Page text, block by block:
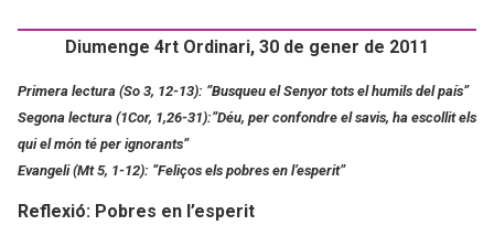
Diumenge 4rt Ordinari, 30 de gener de 2011
Primera lectura (So 3, 12-13): ”Busqueu el Senyor tots el humils del país”
Segona lectura (1Cor, 1,26-31):”Déu, per confondre el savis, ha escollit els
qui el món té per ignorants”
Evangeli (Mt 5, 1-12): “Feliços els pobres en l’esperit”
Reflexió: Pobres en l’esperit